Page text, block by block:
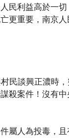
民利益高於一
更重要，南京
民談興正濃時
殺案件！沒有
屬人為投毒，且